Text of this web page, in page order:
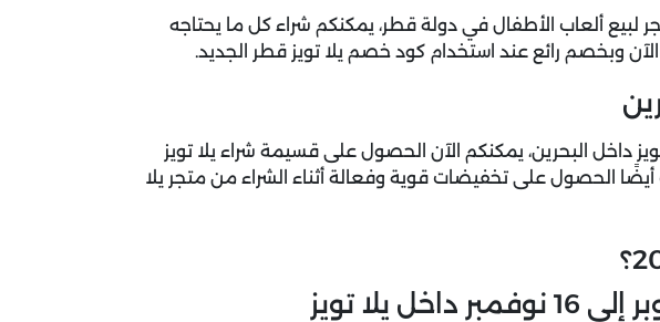
لبيع ألعاب الأطفال في دولة قطر، يمكنكم شراء كل ما يحتاجه
وبخصم رائع عند استخدام كود خصم يلا تويز قطر الجديد.
داخل البحرين، يمكنكم الآن الحصول على قسيمة شراء يلا تويز
أيضًا الحصول على تخفيضات قوية وفعالة أثناء الشراء من متجر يلا